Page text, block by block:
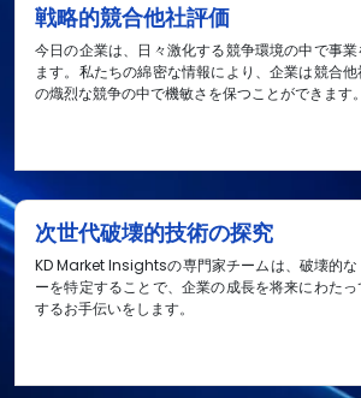
戦略的競合他社評価
今日の企業は、日々激化する競争環境の中で事
ます。私たちの綿密な情報により、企業は競合
の熾烈な競争の中で機敏さを保つことができます。
次世代破壊的技術の探究
KD Market Insightsの専門家チームは、破壊的な
ーを特定することで、企業の成長を将来にわた
するお手伝いをします。